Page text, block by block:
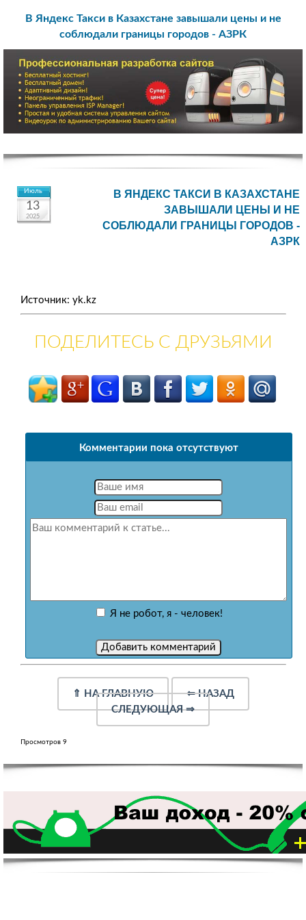
В Яндекс Такси в Казахстане завышали цены и не
соблюдали границы городов - АЗРК
Июль
13
2025
В ЯНДЕКС ТАКСИ В КАЗАХСТАНЕ
ЗАВЫШАЛИ ЦЕНЫ И НЕ
СОБЛЮДАЛИ ГРАНИЦЫ ГОРОДОВ -
АЗРК
Источник: yk.kz
ПОДЕЛИТЕСЬ С ДРУЗЬЯМИ
Комментарии пока отсутствуют
Я не робот, я - человек!
⇑ НА ГЛАВНУЮ ⇐НАЗАД
СЛЕДУЮЩАЯ⇒
Просмотров 9